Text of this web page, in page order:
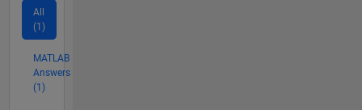
All
(1)
MATLAB
Answers
(1)